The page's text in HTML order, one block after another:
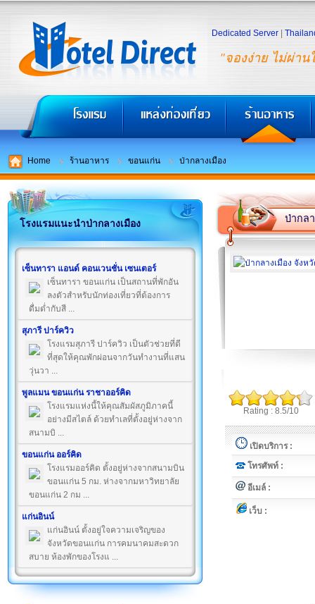
"จองง่าย ไม่ผ่าน
Dedicated Server
Home ร้านอาหาร ขอนแก่น ป่ากลางเมือง
โรงแรมแนะนำป่ากลางเมือง
เซ็นทารา แอนด์ คอนเวนชั่น เซนเตอร์
เซ็นทารา ขอนแก่น เป็นสถานที่พักอัน
ลงตัวสำหรับนักท่องเที่ยวที่ต้องการ
ดื่มด่ำกับสี ...
สุภารี ปาร์ควิว
โรงแรมสุภารี ปาร์ควิว เป็นตัวช่วยที่ดี
ที่สุดให้คุณพักผ่อนจากวันทำงานที่แสน
วุ่นวา ...
พูลแมน ขอนแก่น ราชาออร์คิด
โรงแรมแห่งนี้ให้คุณสัมผัสภูมิภาคนี้
อย่างมีสไตล์ ด้วยทำเลที่ตั้งอยู่ห่างจาก
สนามบิ ...
ขอนแก่น ออร์คิด
โรงแรมออร์คิด ตั้งอยู่ห่างจากสนามบิน
ขอนแก่น 5 กม. ห่างจากมหาวิทยาลัย
ขอนแก่น 2 กม ...
แก่นอินน์
แก่นอินน์ ตั้งอยู่ใจความเจริญของ
จังหวัดขอนแก่น การคมนาคมสะดวก
สบาย ห้องพักของโรงแ ...
ป่ากล
Rating : 8.5/10
เปิดบริการ :
โทรศัพท์ :
อีเมล์ :
เว็บ :